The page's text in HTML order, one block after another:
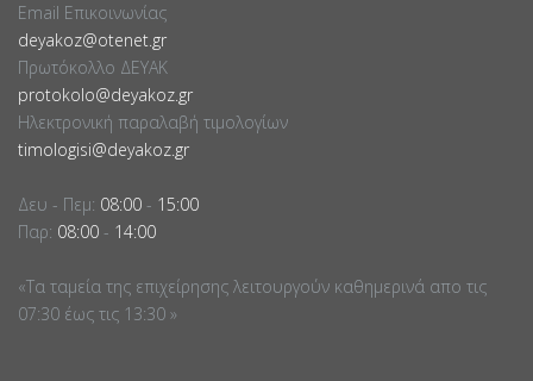
Email Επικοινωνίας
deyakoz@otenet.gr
Πρωτόκολλο ΔΕΥΑΚ
protokolo@deyakoz.gr
Ηλεκτρονική παραλαβή τιμολογίων
timologisi@deyakoz.gr
Δευ - Πεμ: 08:00 - 15:00
Παρ: 08:00 - 14:00
«Τα ταμεία της επιχείρησης λειτουργούν καθημερινά απο τις
07:30 έως τις 13:30 »